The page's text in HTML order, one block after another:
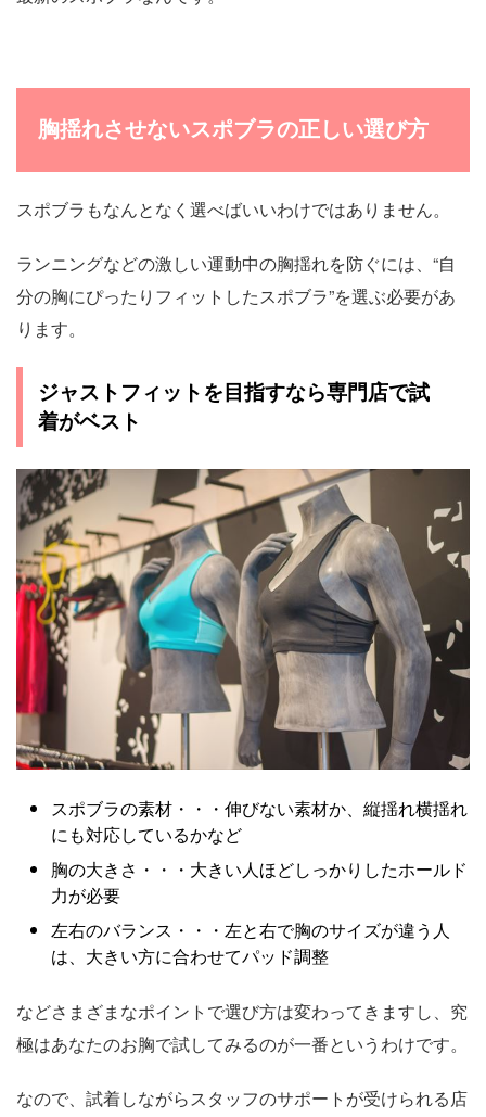
胸揺れさせないスポブラの正しい選び方
スポブラもなんとなく選べばいいわけではありません。
ランニングなどの激しい運動中の胸揺れを防ぐには、“自
分の胸にぴったりフィットしたスポブラ”を選ぶ必要があ
ります。
ジャストフィットを目指すなら専門店で試
着がベスト
スポブラの素材・・・伸びない素材か、縦揺れ横揺れ
にも対応しているかなど
胸の大きさ・・・大きい人ほどしっかりしたホールド
力が必要
左右のバランス・・・左と右で胸のサイズが違う人
は、大きい方に合わせてパッド調整
などさまざまなポイントで選び方は変わってきますし、究
極はあなたのお胸で試してみるのが一番というわけです。
なので、試着しながらスタッフのサポートが受けられる店